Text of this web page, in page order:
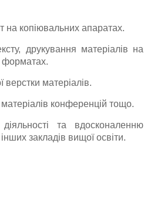
на копіювальних апаратах.
друкування матеріалів на
форматах.
верстки матеріалів.
матеріалів конференцій тощо.
та вдосконаленню
закладів вищої освіти.